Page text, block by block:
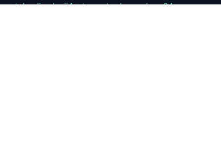
gtglasslined.ruii4.rutssport.spb.ruandorra24.com